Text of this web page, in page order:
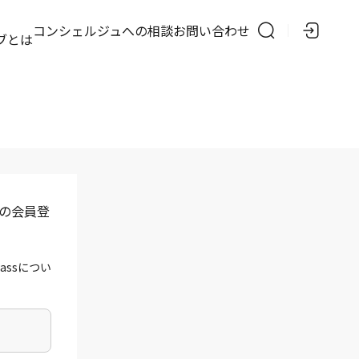
とはコンシェルジュへの相談お問い合わせ
会員登
につい